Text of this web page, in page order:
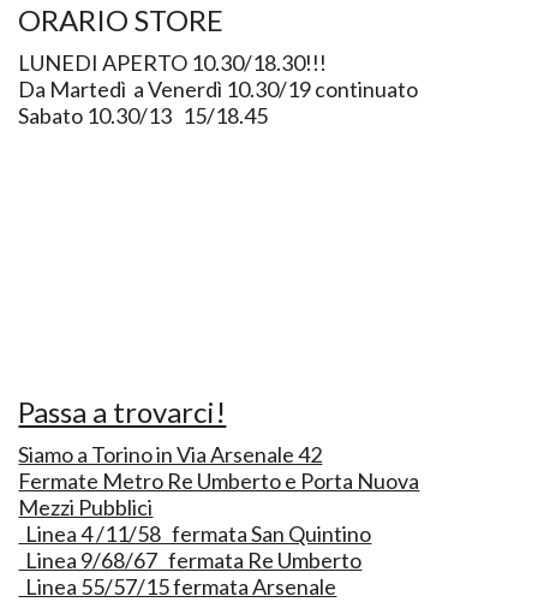
ORARIO STORE
LUNEDI APERTO 10.30/18.30!!!
Da Martedì a Venerdì 10.30/19 continuato
Sabato 10.30/13 15/18.45
Passa a trovarci!
Siamo a Torino in Via Arsenale 42
Fermate Metro Re Umberto e Porta Nuova
Mezzi Pubblici
Linea 4 /11/58 fermata San Quintino
Linea 9/68/67 fermata Re Umberto
Linea 55/57/15 fermata Arsenale